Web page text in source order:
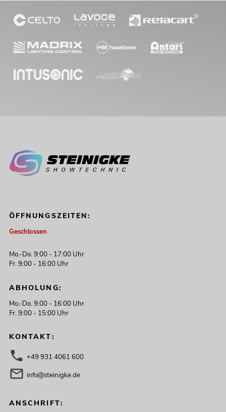
ÖFFNUNGSZEITEN:
Geschlossen
Mo.-Do. 9:00 - 17:00 Uhr
Fr. 9:00 - 16:00 Uhr
ABHOLUNG:
Mo.-Do. 9:00 - 16:00 Uhr
Fr. 9:00 - 15:00 Uhr
KONTAKT:
+49 931 4061 600
info@steinigke.de
ANSCHRIFT: